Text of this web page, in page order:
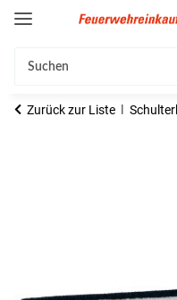
Zurück zur Liste